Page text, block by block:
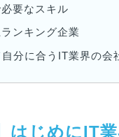
要なスキル
ンキング企業
分に合うIT業界の会
はじめにIT